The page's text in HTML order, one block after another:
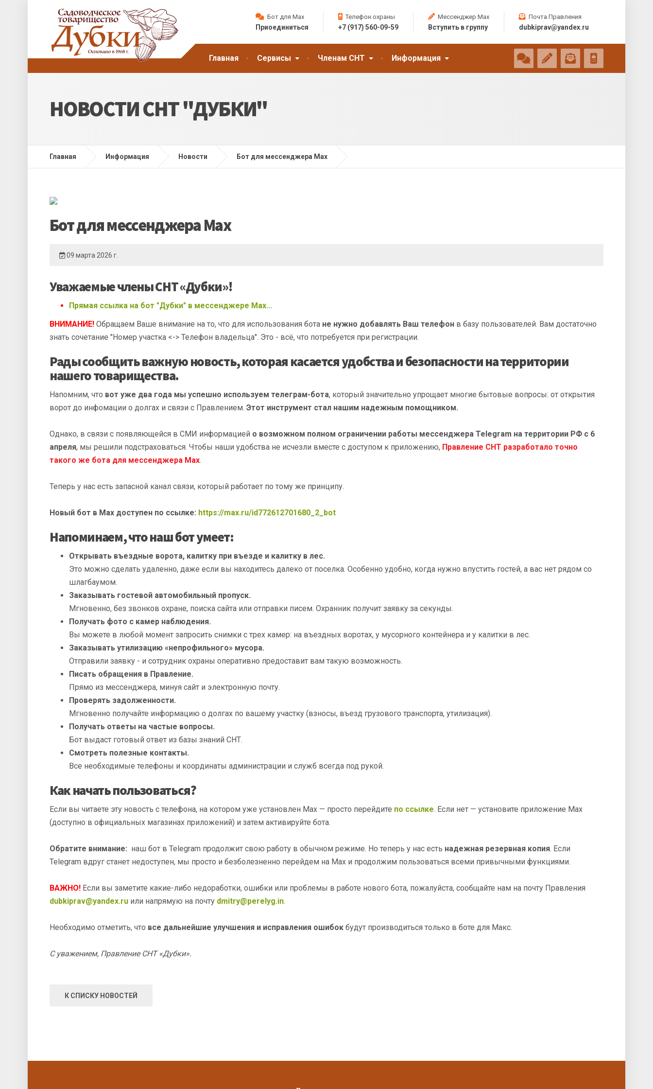
Главная Сервисы Членам СНТ Информация
Бот для Max
Приоединиться
Телефон охраны
+7 (917) 560-09-59
Мессенджер Max
Вступить в группу
Почта Правления
dubkiprav@yandex.ru
НОВОСТИ СНТ "ДУБКИ"
Главная Информация Новости Бот для мессенджера Max
Бот для мессенджера Max
09 марта 2026 г.
Уважаемые члены СНТ «Дубки»!
Прямая ссылка на бот "Дубки" в мессенджере Max...
ВНИМАНИЕ! Обращаем Ваше внимание на то, что для использования бота не нужно добавлять Ваш телефон в базу пользователей. Вам достаточно
знать сочетание "Номер участка <-> Телефон владельца". Это - всё, что потребуется при регистрации.
Рады сообщить важную новость, которая касается удобства и безопасности на территории
нашего товарищества.
Напомним, что вот уже два года мы успешно используем телеграм-бота, который значительно упрощает многие бытовые вопросы: от открытия
ворот до инфомации о долгах и связи с Правлением. Этот инструмент стал нашим надежным помощником.
Однако, в связи с появляющейся в СМИ информацией о возможном полном ограничении работы мессенджера Telegram на территории РФ с 6
апреля, мы решили подстраховаться. Чтобы наши удобства не исчезли вместе с доступом к приложению, Правление СНТ разработало точно
такого же бота для мессенджера Max.
Теперь у нас есть запасной канал связи, который работает по тому же принципу.
Новый бот в Max доступен по ссылке: https://max.ru/id772612701680_2_bot
Напоминаем, что наш бот умеет:
Открывать въездные ворота, калитку при въезде и калитку в лес.
Это можно сделать удаленно, даже если вы находитесь далеко от поселка. Особенно удобно, когда нужно впустить гостей, а вас нет рядом со
шлагбаумом.
Заказывать гостевой автомобильный пропуск.
Мгновенно, без звонков охране, поиска сайта или отправки писем. Охранник получит заявку за секунды.
Получать фото с камер наблюдения.
Вы можете в любой момент запросить снимки с трех камер: на въездных воротах, у мусорного контейнера и у калитки в лес.
Заказывать утилизацию «непрофильного» мусора.
Отправили заявку - и сотрудник охраны оперативно предоставит вам такую возможность.
Писать обращения в Правление.
Прямо из мессенджера, минуя сайт и электронную почту.
Проверять задолженности.
Мгновенно получайте информацию о долгах по вашему участку (взносы, въезд грузового транспорта, утилизация).
Получать ответы на частые вопросы.
Бот выдаст готовый ответ из базы знаний СНТ.
Смотреть полезные контакты.
Все необходимые телефоны и координаты администрации и служб всегда под рукой.
Как начать пользоваться?
Если вы читаете эту новость с телефона, на котором уже установлен Max — просто перейдите по ссылке. Если нет — установите приложение Max
(доступно в официальных магазинах приложений) и затем активируйте бота.
Обратите внимание: наш бот в Telegram продолжит свою работу в обычном режиме. Но теперь у нас есть надежная резервная копия. Если
Telegram вдруг станет недоступен, мы просто и безболезненно перейдем на Max и продолжим пользоваться всеми привычными функциями.
ВАЖНО! Если вы заметите какие-либо недоработки, ошибки или проблемы в работе нового бота, пожалуйста, сообщайте нам на почту Правления
dubkiprav@yandex.ru или напрямую на почту dmitry@perelyg.in.
Необходимо отметить, что все дальнейшие улучшения и исправления ошибок будут производиться только в боте для Макс.
С уважением, Правление СНТ «Дубки».
К СПИСКУ НОВОСТЕЙ